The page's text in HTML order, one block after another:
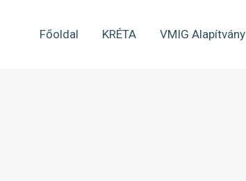
Főoldal KRÉTA VMIG Alapítvány